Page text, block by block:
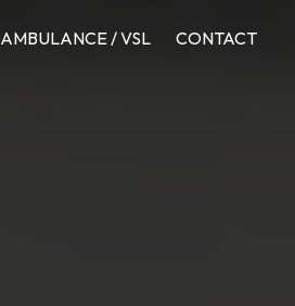
AMBULANCE / VSL CONTACT